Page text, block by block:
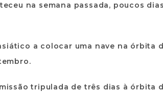
na semana passada, poucos
a colocar uma nave na órbita
tripulada de três dias à órbita